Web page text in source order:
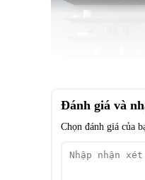
Đánh giá và
Chọn đánh giá của